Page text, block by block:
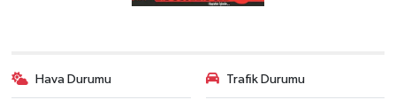
Hava Durumu Trafik Durumu